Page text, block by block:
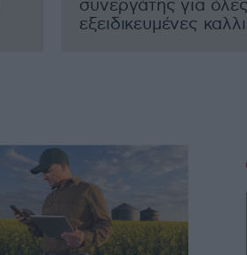
συνεργάτης για όλες
εξειδικευµένες